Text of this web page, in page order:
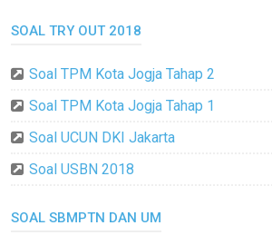
SOAL TRY OUT 2018
Soal TPM Kota Jogja Tahap 2
Soal TPM Kota Jogja Tahap 1
Soal UCUN DKI Jakarta
Soal USBN 2018
SOAL SBMPTN DAN UM